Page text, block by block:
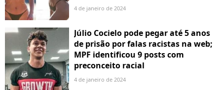
4 de janeiro de 2024
Júlio Cocielo pode pegar até 5 anos
de prisão por falas racistas na web;
MPF identificou 9 posts com
preconceito racial
4 de janeiro de 2024